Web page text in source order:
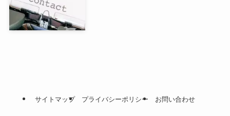
サイトマップ プライバシーポリシー お問い合わせ